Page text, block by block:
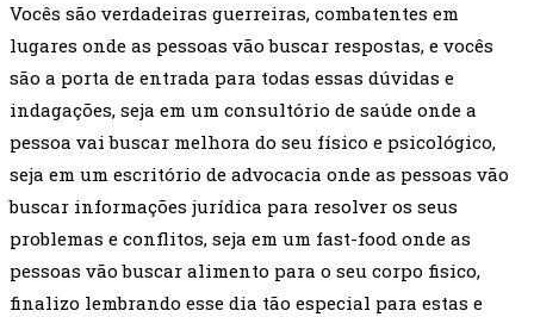
Vocês são verdadeiras guerreiras, combatentes em
lugares onde as pessoas vão buscar respostas, e vocês
são a porta de entrada para todas essas dúvidas e
indagações, seja em um consultório de saúde onde a
pessoa vai buscar melhora do seu físico e psicológico,
seja em um escritório de advocacia onde as pessoas vão
buscar informações jurídica para resolver os seus
problemas e conflitos, seja em um fast-food onde as
pessoas vão buscar alimento para o seu corpo fisico,
finalizo lembrando esse dia tão especial para estas e